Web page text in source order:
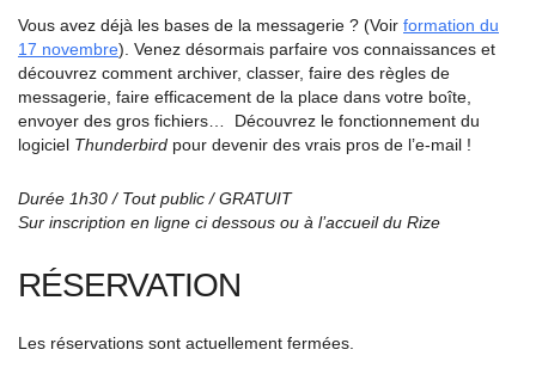
Vous avez déjà les bases de la messagerie ? (Voir formation du
17 novembre). Venez désormais parfaire vos connaissances et
découvrez comment archiver, classer, faire des règles de
messagerie, faire efficacement de la place dans votre boîte,
envoyer des gros fichiers… Découvrez le fonctionnement du
logiciel Thunderbird pour devenir des vrais pros de l’e-mail !
Durée 1h30 / Tout public / GRATUIT
Sur inscription en ligne ci dessous ou à l’accueil du Rize
RÉSERVATION
Les réservations sont actuellement fermées.